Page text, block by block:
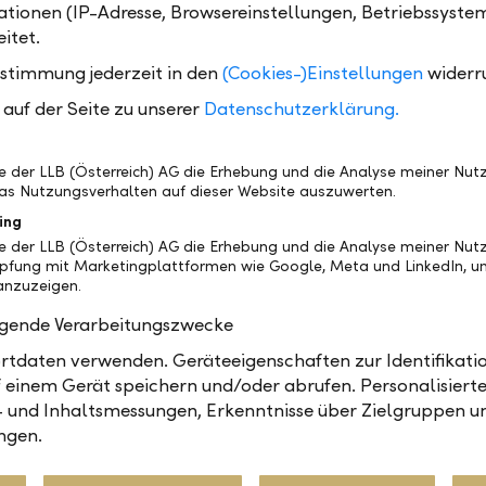
Drucken
AG (LLB)ist das traditionsreichste Finanzinstitut im
Die Aktien sind an der SIX kotiert (Symbol:
im Wealth Management an: als Universalbank, im
Mit 1'523 Mitarbeitenden ist sie in Liechtenstein, in
präsent. Per 31. Dezember 2025 lag das
(Österreich) AG ist mit einem betreuten Vermögen
eine der führenden
Landesbank AG (LLB), Vaduz, profitiert die LLB
ihrer Eigentümerin und kann auf die über 160-
Fürstentum Liechtenstein bauen. Seit 2009 ist
(IP-Adresse, Browsereinstellungen,
jederzeit in den(Cookies-)Einstellungen
der Seite zu unserer Datenschutzerklärung.
der LLB (Österreich) AG die Erhebung und die Analyse meiner
Nutzungsverhalten auf dieser Website auszuwerten.
der LLB (Österreich) AG die Erhebung und die Analyse meiner
mit Marketingplattformen wie Google, Meta und LinkedIn,
Verarbeitungszwecke
verwenden. Geräteeigenschaften zur
Gerät speichern und/oder abrufen.
Inhaltsmessungen, Erkenntnisse über Zielgruppen